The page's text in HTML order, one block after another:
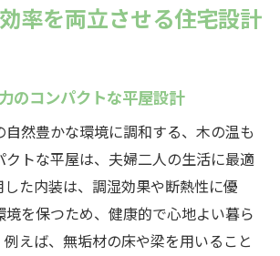
率を両立させる住宅設計
のコンパクトな平屋設計
自然豊かな環境に調和する、木の温も
クトな平屋は、夫婦二人の生活に最適
た内装は、調湿効果や断熱性に優
境を保つため、健康的で心地よい暮ら
例えば、無垢材の床や梁を用いること